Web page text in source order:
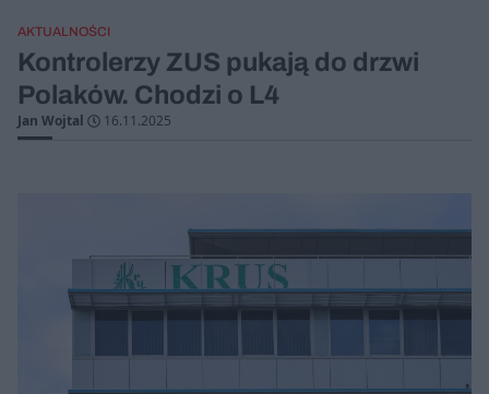
AKTUALNOŚCI
Kontrolerzy ZUS pukają do drzwi
Polaków. Chodzi o L4
Jan Wojtal 16.11.2025